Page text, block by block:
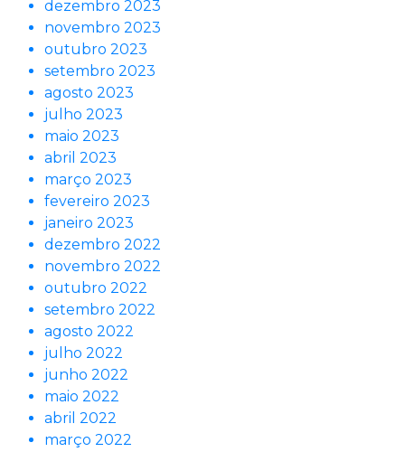
dezembro 2023
novembro 2023
outubro 2023
setembro 2023
agosto 2023
julho 2023
maio 2023
abril 2023
março 2023
fevereiro 2023
janeiro 2023
dezembro 2022
novembro 2022
outubro 2022
setembro 2022
agosto 2022
julho 2022
junho 2022
maio 2022
abril 2022
março 2022